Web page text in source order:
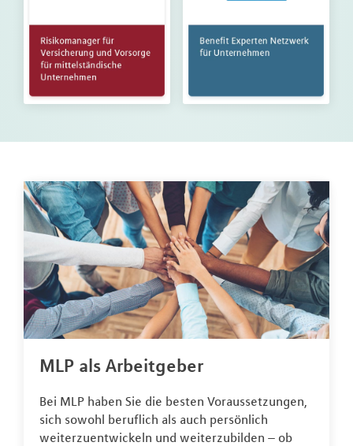
MLP als Arbeitgeber
Bei MLP haben Sie die besten Voraussetzungen,
sich sowohl beruflich als auch persönlich
weiterzuentwickeln und weiterzubilden – ob